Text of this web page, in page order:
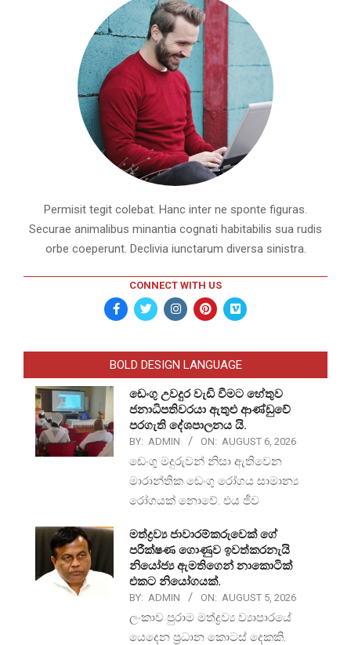
Permisit tegit colebat. Hanc inter ne sponte figuras.
Securae animalibus minantia cognati habitabilis sua rudis
orbe coeperunt. Declivia iunctarum diversa sinistra.
CONNECT WITH US
BOLD DESIGN LANGUAGE
ඩෙංගු උවදුර වැඩි වීමට හේතුව
ජනාධිපතිවරයා ඇතුළු ආණ්ඩුවේ
පරගැති දේශපාලනය යි.
BY: ADMIN ON: AUGUST 6, 2026
ඩෙංගු මදුරුවන් නිසා ඇතිවෙන
මාරාන්තික ඩෙංගු රෝගය සාමාන්‍ය
රෝගයක් නොවේ. එය ජීව
මත්ද්‍රව්‍ය ජාවාරම්කරුවෙක් ගේ
පරීක්ෂණ ගොණුව ඉවත්කරනැයි
නියෝජ්‍ය ඇමතිගෙන් නාකොටික්
එකට නියෝගයක්.
BY: ADMIN ON: AUGUST 5, 2026
ලංකාව පුරාම මත්ද්‍රව්‍ය ව්‍යාපාරයේ
යෙදෙන ප්‍රධාන කොටස් දෙකකි.